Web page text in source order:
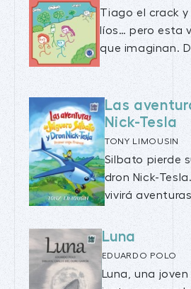
Tiago el crack
líos… pero esta
que imaginan.
Las
Nick-Tesla
TONY LIMOUSIN
Silbato pierde
dron Nick-
vivirá
Luna
EDUARDO POLO
Luna, una